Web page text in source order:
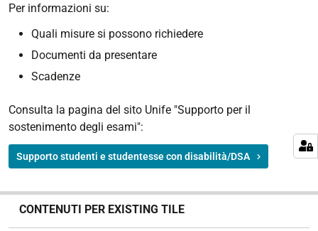
Per informazioni su:
Quali misure si possono richiedere
Documenti da presentare
Scadenze
Consulta la pagina del sito Unife "Supporto per il
sostenimento degli esami":
Supporto studenti e studentesse con disabilità/DSA
CONTENUTI PER EXISTING TILE